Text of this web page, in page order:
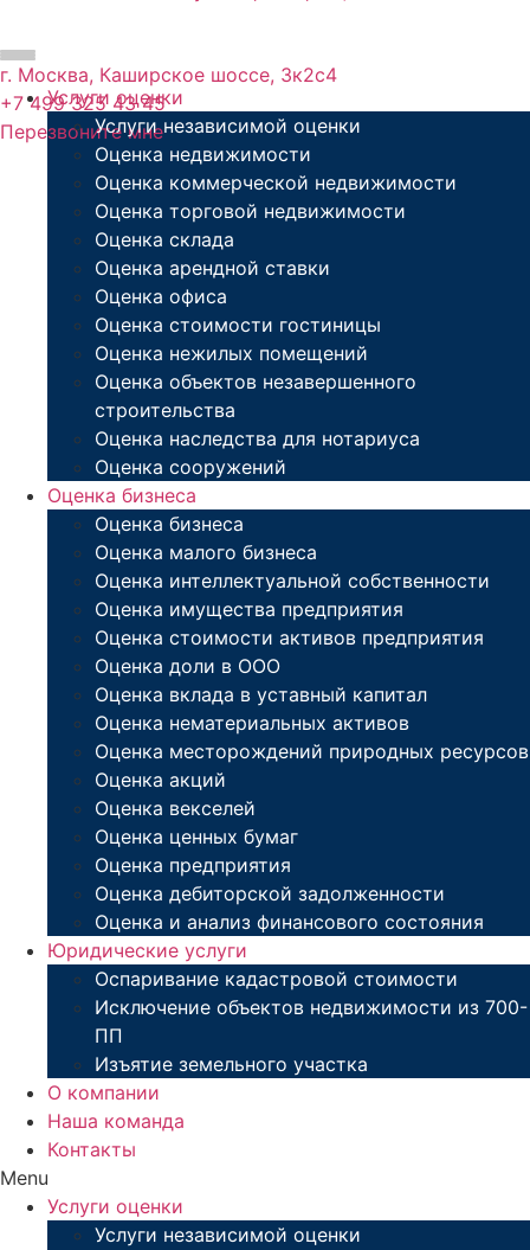
содержимому
г. Москва, Каширское шоссе, 3к2с4
+7 499 325 43 45
Перезвоните мне
Услуги оценки
Услуги независимой оценки
Оценка недвижимости
Оценка коммерческой недвижимости
Оценка торговой недвижимости
Оценка склада
Оценка арендной ставки
Оценка офиса
Оценка стоимости гостиницы
Оценка нежилых помещений
Оценка объектов незавершенного
строительства
Оценка наследства для нотариуса
Оценка сооружений
Оценка бизнеса
Оценка бизнеса
Оценка малого бизнеса
Оценка интеллектуальной собственности
Оценка имущества предприятия
Оценка стоимости активов предприятия
Оценка доли в ООО
Оценка вклада в уставный капитал
Оценка нематериальных активов
Оценка месторождений природных ресурсов
Оценка акций
Оценка векселей
Оценка ценных бумаг
Оценка предприятия
Оценка дебиторской задолженности
Оценка и анализ финансового состояния
Юридические услуги
Оспаривание кадастровой стоимости
Исключение объектов недвижимости из 700-
ПП
Изъятие земельного участка
О компании
Наша команда
Контакты
Menu
Услуги оценки
Услуги независимой оценки